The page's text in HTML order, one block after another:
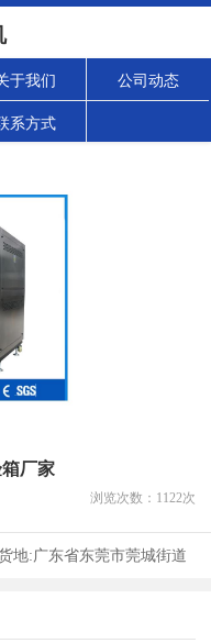
于我们 公司动态
系方式
厂家
浏览次数： 1122次
地:广东省东莞市莞城街道